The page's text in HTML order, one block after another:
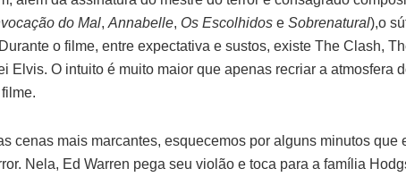
do Mal, Annabelle, Os Escolhidos e Sobrenatural),o
o filme, entre expectativa e sustos, existe The Clash,
Elvis. O intuito é muito maior que apenas recriar a atmosfera
cenas mais marcantes, esquecemos por alguns minutos que
Nela, Ed Warren pega seu violão e toca para a família